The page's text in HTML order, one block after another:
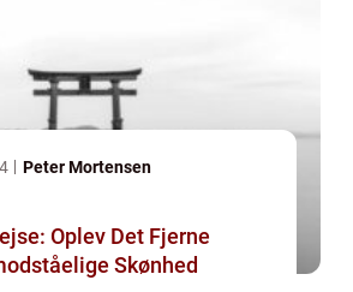
Peter Mortensen
Oplev Det Fjerne
Skønhed